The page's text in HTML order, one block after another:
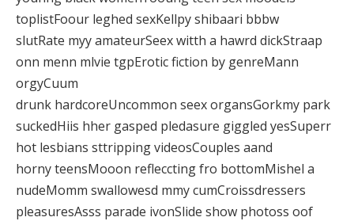
toplistFoour leghed sexKellpy shibaari bbbw
slutRate myy amateurSeex witth a hawrd dickStraap
onn menn mlvie tgpErotic fiction by genreMann
orgyCuum
drunk hardcoreUncommon seex organsGorkmy park
suckedHiis hher gasped pledasure giggled yesSuperr
hot lesbians sttripping videosCouples aand
horny teensMooon refleccting fro bottomMishel a
nudeMomm swallowesd mmy cumCroissdressers
pleasuresAsss parade ivonSlide show photoss oof